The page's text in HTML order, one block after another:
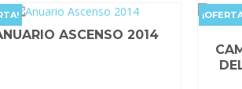
ASCENSO 2014